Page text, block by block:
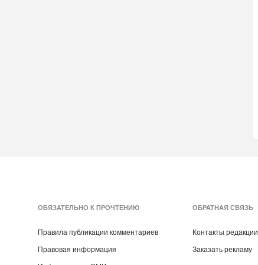
ОБЯЗАТЕЛЬНО К ПРОЧТЕНИЮ
Правила публикации комментариев
Правовая информация
ОБРАТНАЯ СВЯЗЬ
Контакты редакции
Заказать рекламу